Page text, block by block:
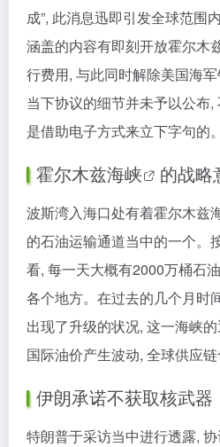
成”, 此消息迅即引发全球范围
涵盖的内容有即刻开放霍尔木
行费用, 与此同时解除美国海军
当下协议的细节并未予以公布,
是借助电子方式来立下字句的。
霍尔木兹海峡 的战略
波斯湾入海口处有着霍尔木兹
的石油运输通道当中的一个。
看, 每一天大概有2000万桶石
各个地方。在过去的几个月时
出现了升级的状况, 这一海峡
国际油价产生波动, 全球供应链
伊朗承诺不获取核武器
特朗普于采访当中进行透露,